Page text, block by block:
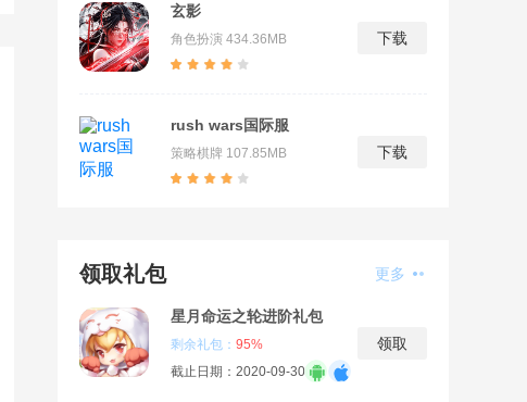
玄影
角色扮演 434.36MB 下载
rush wars国际服
策略棋牌 107.85MB 下载
领取礼包 更多
星月命运之轮进阶礼包
剩余礼包： 95%
截止日期：2020-09-30
领取